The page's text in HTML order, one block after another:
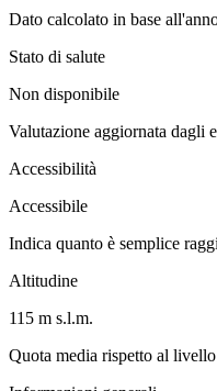
Dato calcolato in base
Stato di salute
Non disponibile
Valutazione aggiornata dagli
Accessibilità
Accessibile
Indica quanto è semplice
Altitudine
115 m s.l.m.
Quota media rispetto al